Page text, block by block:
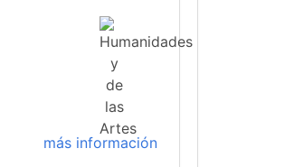
más información